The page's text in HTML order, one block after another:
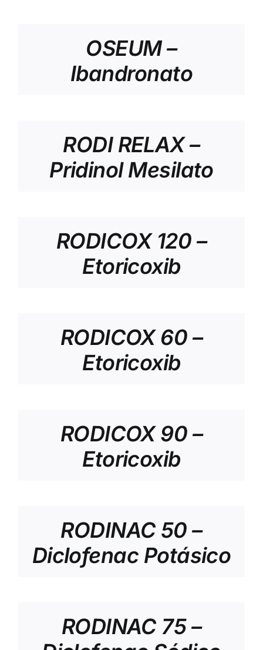
OSEUM –
Ibandronato
RODI RELAX –
Pridinol Mesilato
RODICOX 120 –
Etoricoxib
RODICOX 60 –
Etoricoxib
RODICOX 90 –
Etoricoxib
RODINAC 50 –
Diclofenac Potásico
RODINAC 75 –